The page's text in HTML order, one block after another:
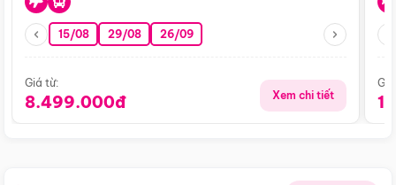
15/08 29/08 26/09
Giá từ:
8.499.000đ Xem chi tiết